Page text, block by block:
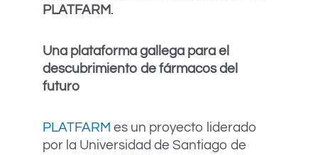
PLATFARM.
Una plataforma gallega para el
descubrimiento de fármacos del
futuro
PLATFARM es un proyecto liderado
por la Universidad de Santiago de